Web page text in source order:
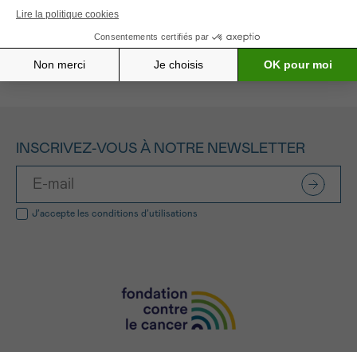
Tous les projets soutenus
INSCRIVEZ-VOUS À NOTRE NEWSLETTER
J’accepte les conditions d’utilisations